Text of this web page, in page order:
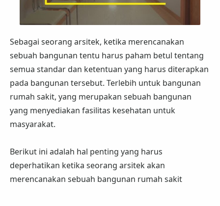
Sebagai seorang arsitek, ketika merencanakan
sebuah bangunan tentu harus paham betul tentang
semua standar dan ketentuan yang harus diterapkan
pada bangunan tersebut. Terlebih untuk bangunan
rumah sakit, yang merupakan sebuah bangunan
yang menyediakan fasilitas kesehatan untuk
masyarakat.
Berikut ini adalah hal penting yang harus
deperhatikan ketika seorang arsitek akan
merencanakan sebuah bangunan rumah sakit